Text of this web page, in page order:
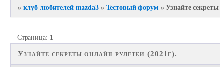
»клуб любителей mazda3 »Тестовый форум »Узнайте
Узнайте секреты онлайн рулетки (2021г).
Страница: 1